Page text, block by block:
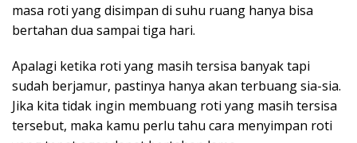
masa roti yang disimpan di suhu ruang hanya bisa
bertahan dua sampai tiga hari.
Apalagi ketika roti yang masih tersisa banyak tapi
sudah berjamur, pastinya hanya akan terbuang sia-sia.
Jika kita tidak ingin membuang roti yang masih tersisa
tersebut, maka kamu perlu tahu cara menyimpan roti